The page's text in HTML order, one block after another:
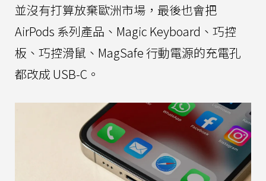
並沒有打算放棄歐洲市場，最後也會把
AirPods 系列產品、Magic Keyboard、巧控
板、巧控滑鼠、MagSafe 行動電源的充電孔
都改成 USB-C。